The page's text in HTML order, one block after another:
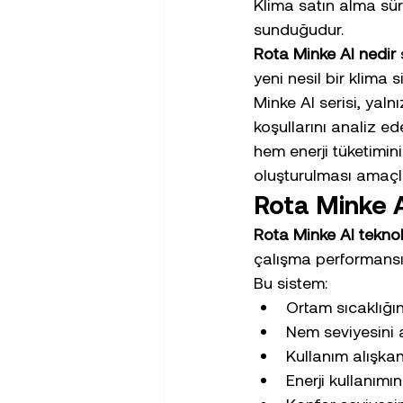
Klima satın alma
sunduğudur.
Rota Minke AI nedir
yeni nesil bir klima
Minke AI serisi,
koşullarını analiz
hem enerji
oluşturulması
Rota Minke
Rota Minke AI
çalışma
Bu sistem:
Ortam
Nem seviyesini
Kullanım
Enerji